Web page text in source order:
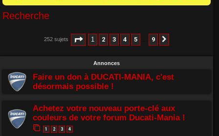
Recherche
252 sujets Page 1sur
1 2 3 4 5 9
Annonces
Faire un don à DUCATI-MANIA, c'est
désormais possible !
Achetez votre nouveau porte-clé aux
couleurs de votre forum Ducati-Mania !
1 2 3 4